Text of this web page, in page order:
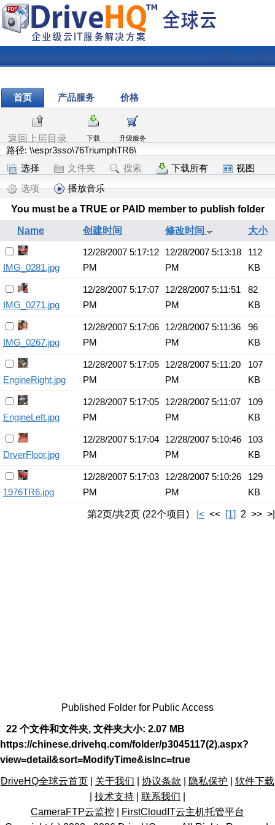
登录
首页 产品服务 价格
返回上层目录 下载 升级服务
路径: \\espr3sso\76TriumphTR6\
选择
文件夹 搜索 下载所有
视图
选项
播放音乐
You must be a TRUE or PAID member to publish folder
Name 创建时间 修改时间 大小
IMG_0281.jpg
12/28/2007 5:17:12
PM
12/28/2007 5:13:18
PM
112
KB
IMG_0271.jpg
12/28/2007 5:17:07
PM
12/28/2007 5:11:51
PM
82
KB
IMG_0267.jpg
12/28/2007 5:17:06
PM
12/28/2007 5:11:36
PM
96
KB
EngineRight.jpg
12/28/2007 5:17:05
PM
12/28/2007 5:11:20
PM
107
KB
EngineLeft.jpg
12/28/2007 5:17:05
PM
12/28/2007 5:11:07
PM
109
KB
DrverFloor.jpg
12/28/2007 5:17:04
PM
12/28/2007 5:10:46
PM
103
KB
1976TR6.jpg
12/28/2007 5:17:03
PM
12/28/2007 5:10:26
PM
129
KB
第2页/共2页 (22个项目) |< << [1] 2 >> >|
Published Folder for Public Access
22 个文件和文件夹, 文件夹大小: 2.07 MB
https://chinese.drivehq.com/folder/p3045117(2).aspx?
view=detail&sort=ModifyTime&isInc=true
DriveHQ全球云首页 关于我们 协议条款 隐私保护
软件下载
技术支持 联系我们
CameraFTP云监控
FirstCloudIT云主机托管平台